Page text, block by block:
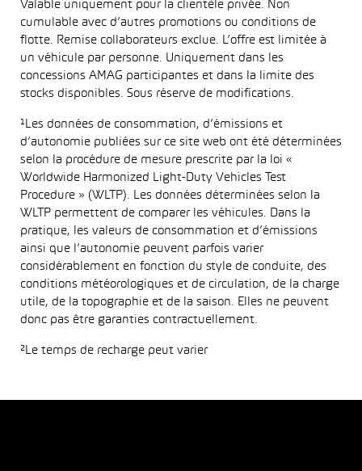
Valable uniquement pour la clientèle privée. Non
cumulable avec d’autres promotions ou conditions de
flotte. Remise collaborateurs exclue. L’offre est limitée à
un véhicule par personne. Uniquement dans les
concessions AMAG participantes et dans la limite des
stocks disponibles. Sous réserve de modifications.
¹Les données de consommation, d’émissions et
d’autonomie publiées sur ce site web ont été déterminées
selon la procédure de mesure prescrite par la loi «
Worldwide Harmonized Light-Duty Vehicles Test
Procedure » (WLTP). Les données déterminées selon la
WLTP permettent de comparer les véhicules. Dans la
pratique, les valeurs de consommation et d’émissions
ainsi que l’autonomie peuvent parfois varier
considérablement en fonction du style de conduite, des
conditions météorologiques et de circulation, de la charge
utile, de la topographie et de la saison. Elles ne peuvent
donc pas être garanties contractuellement.
²Le temps de recharge peut varier